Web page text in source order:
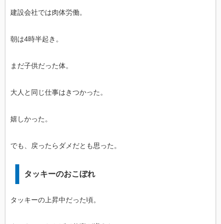
建設会社では肉体労働。
朝は4時半起き。
まだ子供だった体。
大人と同じ仕事はきつかった。
嬉しかった。
でも、戻ったらダメだとも思った。
タッキーのおこぼれ
タッキーの上昇中だった頃。